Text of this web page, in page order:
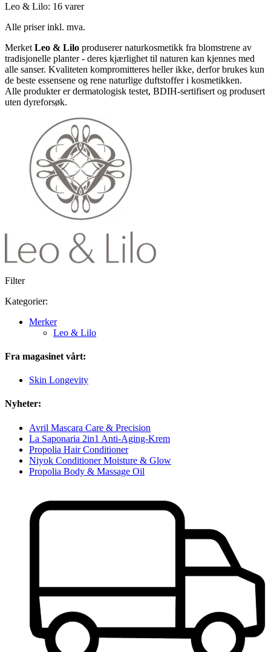
Leo & Lilo: 16 varer
Alle priser inkl. mva.
Merket Leo & Lilo produserer naturkosmetikk fra blomstrene av
tradisjonelle planter - deres kjærlighet til naturen kan kjennes med
alle sanser. Kvaliteten kompromitteres heller ikke, derfor brukes kun
de beste essensene og rene naturlige duftstoffer i kosmetikken.
Alle produkter er dermatologisk testet, BDIH-sertifisert og produsert
uten dyreforsøk.
Filter
Kategorier:
Merker
Leo & Lilo
Fra magasinet vårt:
Skin Longevity
Nyheter:
Avril Mascara Care & Precision
La Saponaria 2in1 Anti-Aging-Krem
Propolia Hair Conditioner
Niyok Conditioner Moisture & Glow
Propolia Body & Massage Oil